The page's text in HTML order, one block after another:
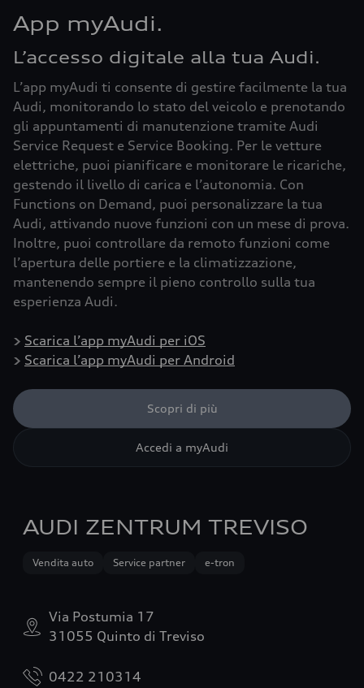
App myAudi.
L’accesso digitale alla tua Audi.
L’app myAudi ti consente di gestire facilmente la tua
Audi, monitorando lo stato del veicolo e prenotando
gli appuntamenti di manutenzione tramite Audi
Service Request e Service Booking. Per le vetture
elettriche, puoi pianificare e monitorare le ricariche,
gestendo il livello di carica e l’autonomia. Con
Functions on Demand, puoi personalizzare la tua
Audi, attivando nuove funzioni con un mese di prova.
Inoltre, puoi controllare da remoto funzioni come
l’apertura delle portiere e la climatizzazione,
mantenendo sempre il pieno controllo sulla tua
esperienza Audi.
> Scarica l’app myAudi per iOS
> Scarica l’app myAudi per Android
Scopri di più
Accedi a myAudi
AUDI ZENTRUM TREVISO
Vendita auto Service partner e-tron
Via Postumia 17
31055 Quinto di Treviso
0422 210314